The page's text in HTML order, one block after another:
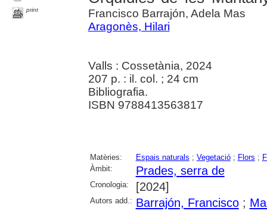
print
Francisco Barrajón, Adela Mas
Aragonès, Hilari
Valls : Cossetània, 2024
207 p. : il. col. ; 24 cm
Bibliografia.
ISBN 9788413563817
Matèries: Espais naturals ; Vegetació; Flors ;
Àmbit:
Prades, serra de
Cronologia: [2024]
Autors add.: Barrajón, Francisco;